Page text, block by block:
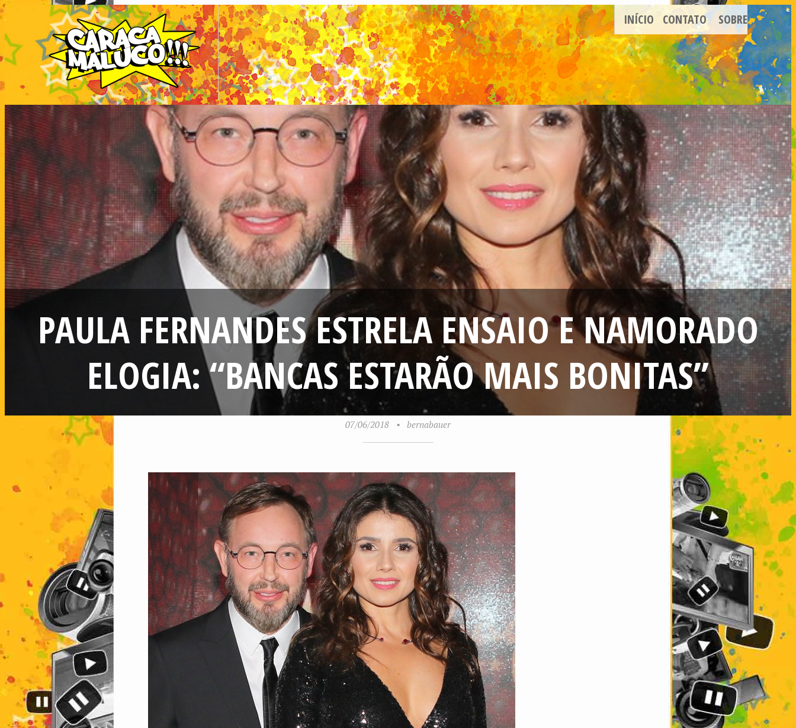
INÍCIO CONTATO SOBRE
PAULA FERNANDES ESTRELA ENSAIO E NAMORADO
ELOGIA: “BANCAS ESTARÃO MAIS BONITAS”
07/06/2018 • bernabauer